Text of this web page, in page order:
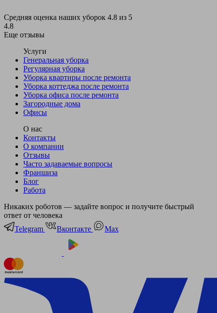
Средняя оценка наших уборок 4.8 из 5
4.8
Еще отзывы
Услуги
Генеральная уборка
Регулярная уборка
Уборка квартиры после ремонта
Уборка коттеджа после ремонта
Уборка офиса после ремонта
Загородные дома
Офисы
О нас
Контакты
О компании
Отзывы
Часто задаваемые вопросы
Франшиза
Блог
Работа
Никаких роботов — задайте вопрос и получите быстрый
ответ от человека
Telegram
Вконтакте Мах